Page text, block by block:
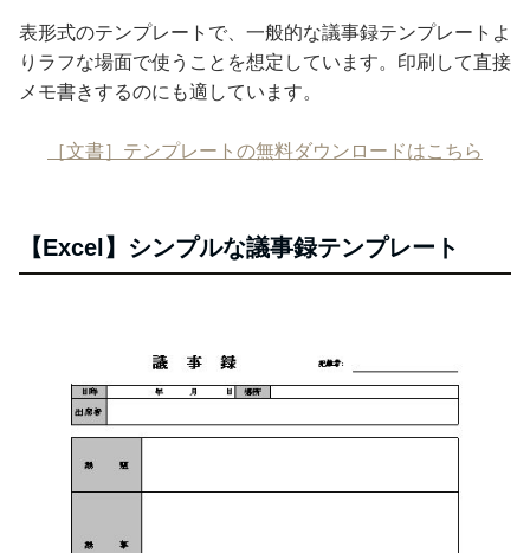
表形式のテンプレートで、一般的な議事録テンプレートよ
りラフな場面で使うことを想定しています。印刷して直接
メモ書きするのにも適しています。
［文書］テンプレートの無料ダウンロードはこちら
【Excel】シンプルな議事録テンプレート